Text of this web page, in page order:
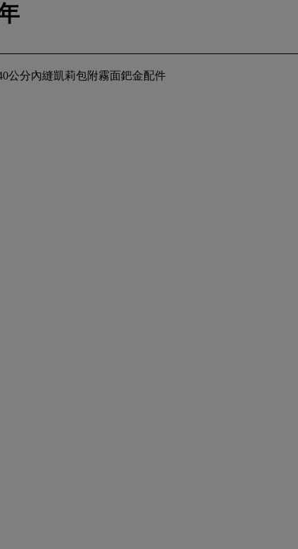
公分內縫凱莉包附霧面鈀金配件